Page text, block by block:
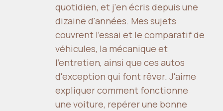
quotidien, et j'en écris depuis une
dizaine d'années. Mes sujets
couvrent l'essai et le comparatif de
véhicules, la mécanique et
l'entretien, ainsi que ces autos
d'exception qui font rêver. J'aime
expliquer comment fonctionne
une voiture, repérer une bonne